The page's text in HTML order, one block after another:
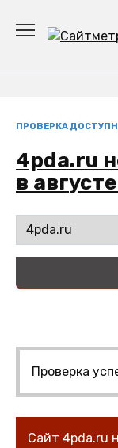
содержанию
ПРОВЕРКА
4pda.ru
в
Проверка
Сайт 4pda.ru